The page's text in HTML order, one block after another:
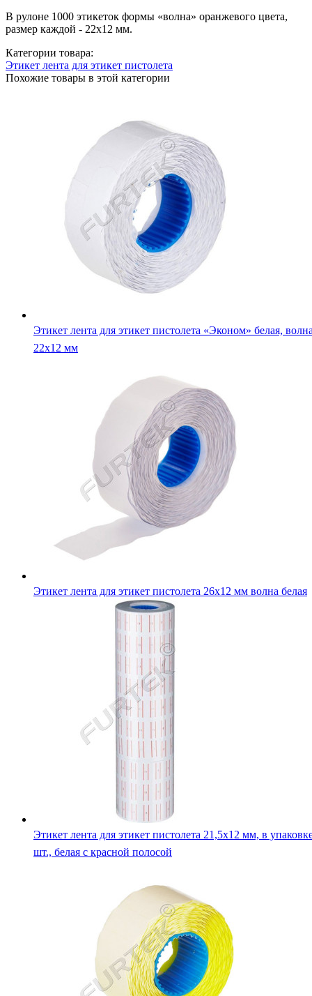
В рулоне 1000 этикеток формы «волна» оранжевого цвета,
размер каждой - 22х12 мм.
Категории товара:
Этикет лента для этикет пистолета
Похожие товары в этой категории
Этикет лента для этикет пистолета «Эконом» белая,
22х12 мм
Этикет лента для этикет пистолета 26х12 мм волна белая
Этикет лента для этикет пистолета 21,5х12 мм, в
шт., белая с красной полосой